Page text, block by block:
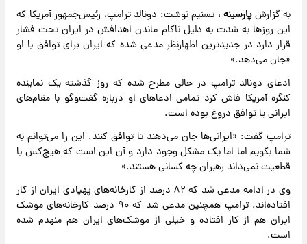
به گزارشپارسینه ، تسنیم نوشت: دونالد ترامپ، رئیس‌جمهور آمریکا که
این روزها به شدت به دلیل ناکام ماندن اهدافش در ایران تحت فشار
قرار دارد در جدیدترین اظهارنظر مدعی شده که ایران برای توافق با او
«جان می‌دهد.»
ادعای دونالد ترامپ در حالی مطرح شده که روز گذشته یک نماینده
کنگره آمریکا فاش کرد تمامی ادعاهای او درباره گفت‌وگو با مقام‌های
ایرانی یا توافق دروغ بوده است.
ترامپ گفت: «ایرانی‌ها جان می‌دهند تا توافق کنند. این را می‌توانم به
شما بگویم اما اما یک مشکل وجود دارد و آن این است که هیچ‌کس با
قطعیت نمی‌داند رهبران چه کسانی هستند.»
وی در ادامه مدعی شد که ۸۲ درصد از کارخانه‌های پهپادی ایران از کار
افتاده‌اند. ترامپ همچنین مدعی شد که ۹۰ درصد کارخانه‌های موشک
ایران هم از کار افتاده و خیلی از موشک‌های ایران هم منهدم شده
است.